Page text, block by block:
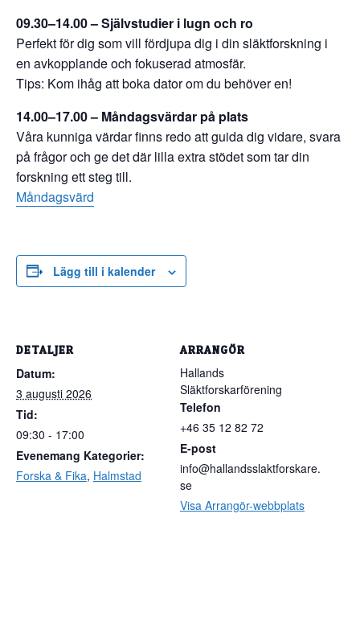
09.30–14.00 – Självstudier i lugn och ro
Perfekt för dig som vill fördjupa dig i din släktforskning i
en avkopplande och fokuserad atmosfär.
Tips: Kom ihåg att boka dator om du behöver en!
14.00–17.00 – Måndagsvärdar på plats
Våra kunniga värdar finns redo att guida dig vidare, svara
på frågor och ge det där lilla extra stödet som tar din
forskning ett steg till.
Måndagsvärd
Lägg till i kalender
DETALJER
Datum:
3 augusti 2026
Tid:
09:30 - 17:00
Evenemang Kategorier:
Forska & Fika, Halmstad
ARRANGÖR
Hallands
Släktforskarförening
Telefon
+46 35 12 82 72
E-post
info@hallandsslaktforskare.
se
Visa Arrangör-webbplats